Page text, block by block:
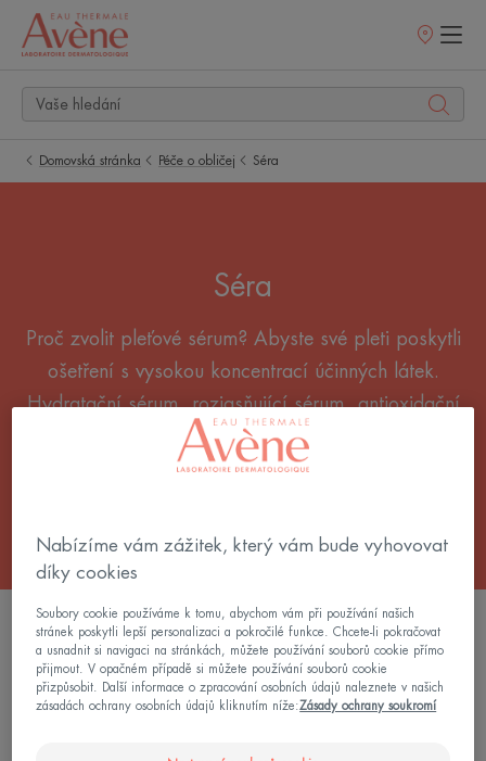
Prodejní
Domovská stránka Péče o obličej Séra
Séra
Proč zvolit pleťové sérum? Abyste své pleti poskytli
ošetření s vysokou koncentrací účinných látek.
Hydratační sérum, rozjasňující sérum, antioxidační
sérum, sérum proti stárnutí: vyberte si sérum na
obličej, které vám vyhovuje.
FILTROVÁNÍ VÝROBKŮ
2 výsledky "Séra"
Nabízíme vám zážitek, který vám bude vyhovovat
díky cookies
Soubory cookie používáme k tomu, abychom vám při používání našich
stránek poskytli lepší personalizaci a pokročilé funkce. Chcete-li pokračovat
a usnadnit si navigaci na stránkách, můžete používání souborů cookie přímo
přijmout. V opačném případě si můžete používání souborů cookie
přizpůsobit. Další informace o zpracování osobních údajů naleznete v našich
zásadách ochrany osobních údajů kliknutím níže:Zásady ochrany soukromí